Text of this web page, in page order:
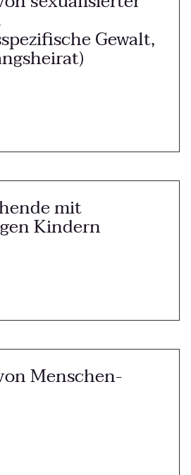
Gewalt,
mit
Kindern
Menschen-